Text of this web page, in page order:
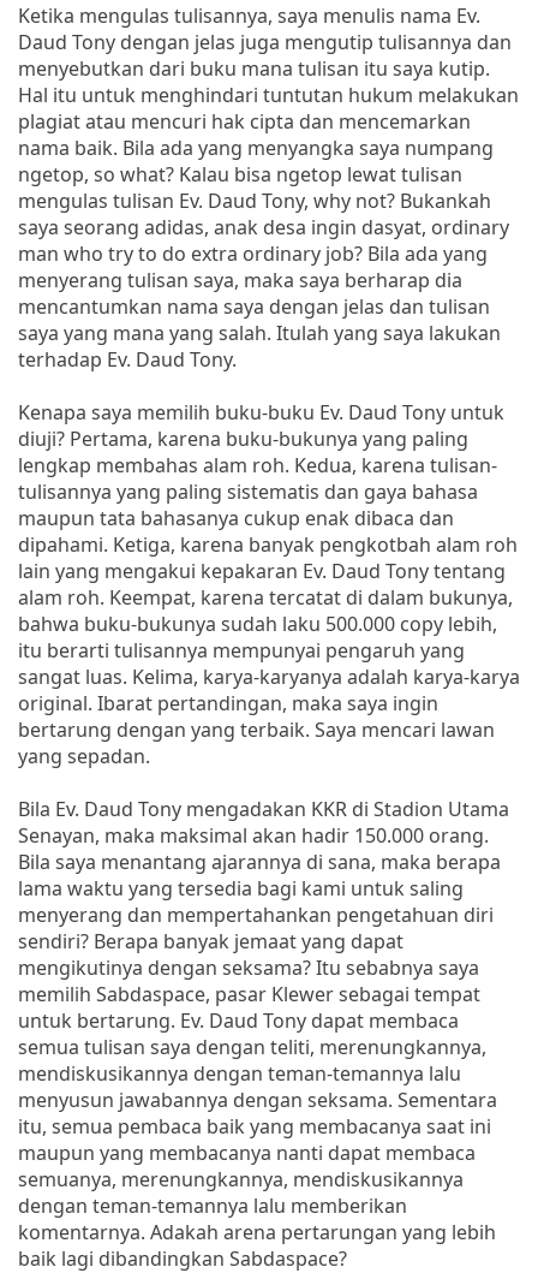
Ketika mengulas tulisannya, saya menulis nama Ev.
Daud Tony dengan jelas juga mengutip tulisannya dan
menyebutkan dari buku mana tulisan itu saya kutip.
Hal itu untuk menghindari tuntutan hukum melakukan
plagiat atau mencuri hak cipta dan mencemarkan
nama baik. Bila ada yang menyangka saya numpang
ngetop, so what? Kalau bisa ngetop lewat tulisan
mengulas tulisan Ev. Daud Tony, why not? Bukankah
saya seorang adidas, anak desa ingin dasyat, ordinary
man who try to do extra ordinary job? Bila ada yang
menyerang tulisan saya, maka saya berharap dia
mencantumkan nama saya dengan jelas dan tulisan
saya yang mana yang salah. Itulah yang saya lakukan
terhadap Ev. Daud Tony.
Kenapa saya memilih buku-buku Ev. Daud Tony untuk
diuji? Pertama, karena buku-bukunya yang paling
lengkap membahas alam roh. Kedua, karena tulisan-
tulisannya yang paling sistematis dan gaya bahasa
maupun tata bahasanya cukup enak dibaca dan
dipahami. Ketiga, karena banyak pengkotbah alam roh
lain yang mengakui kepakaran Ev. Daud Tony tentang
alam roh. Keempat, karena tercatat di dalam bukunya,
bahwa buku-bukunya sudah laku 500.000 copy lebih,
itu berarti tulisannya mempunyai pengaruh yang
sangat luas. Kelima, karya-karyanya adalah karya-karya
original. Ibarat pertandingan, maka saya ingin
bertarung dengan yang terbaik. Saya mencari lawan
yang sepadan.
Bila Ev. Daud Tony mengadakan KKR di Stadion Utama
Senayan, maka maksimal akan hadir 150.000 orang.
Bila saya menantang ajarannya di sana, maka berapa
lama waktu yang tersedia bagi kami untuk saling
menyerang dan mempertahankan pengetahuan diri
sendiri? Berapa banyak jemaat yang dapat
mengikutinya dengan seksama? Itu sebabnya saya
memilih Sabdaspace, pasar Klewer sebagai tempat
untuk bertarung. Ev. Daud Tony dapat membaca
semua tulisan saya dengan teliti, merenungkannya,
mendiskusikannya dengan teman-temannya lalu
menyusun jawabannya dengan seksama. Sementara
itu, semua pembaca baik yang membacanya saat ini
maupun yang membacanya nanti dapat membaca
semuanya, merenungkannya, mendiskusikannya
dengan teman-temannya lalu memberikan
komentarnya. Adakah arena pertarungan yang lebih
baik lagi dibandingkan Sabdaspace?